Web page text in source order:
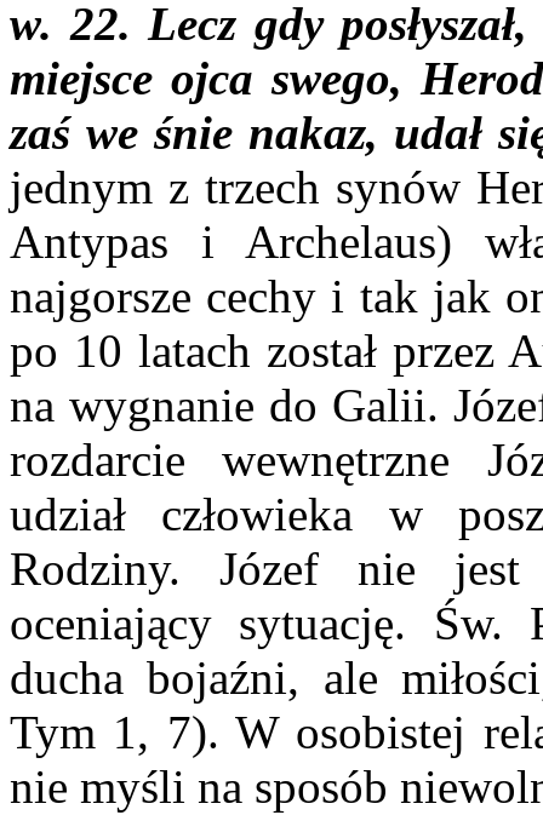
w. 22. Lecz gdy
miejsce ojca swego,
zaś we śnie nakaz, udał
jednym z trzech synów
Antypas i Archelaus)
najgorsze cechy i tak jak
po 10 latach został przez
na wygnanie do Galii.
rozdarcie wewnętrzne
udział człowieka w
Rodziny. Józef nie jest
oceniający sytuację. Św.
ducha bojaźni, ale
Tym 1, 7). W osobistej
nie myśli na sposób